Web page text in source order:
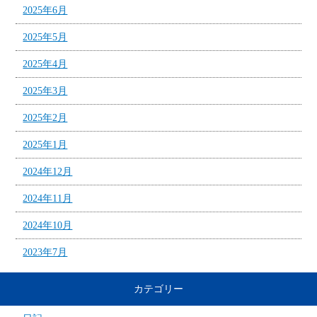
2025年6月
2025年5月
2025年4月
2025年3月
2025年2月
2025年1月
2024年12月
2024年11月
2024年10月
2023年7月
カテゴリー